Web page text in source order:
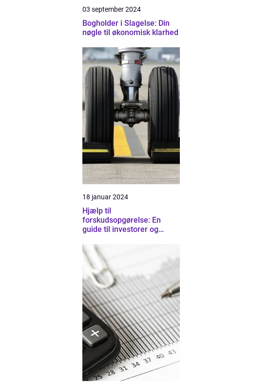
03 september 2024
Bogholder i Slagelse: Din
nøgle til økonomisk klarhed
18 januar 2024
Hjælp til
forskudsopgørelse: En
guide til investorer og